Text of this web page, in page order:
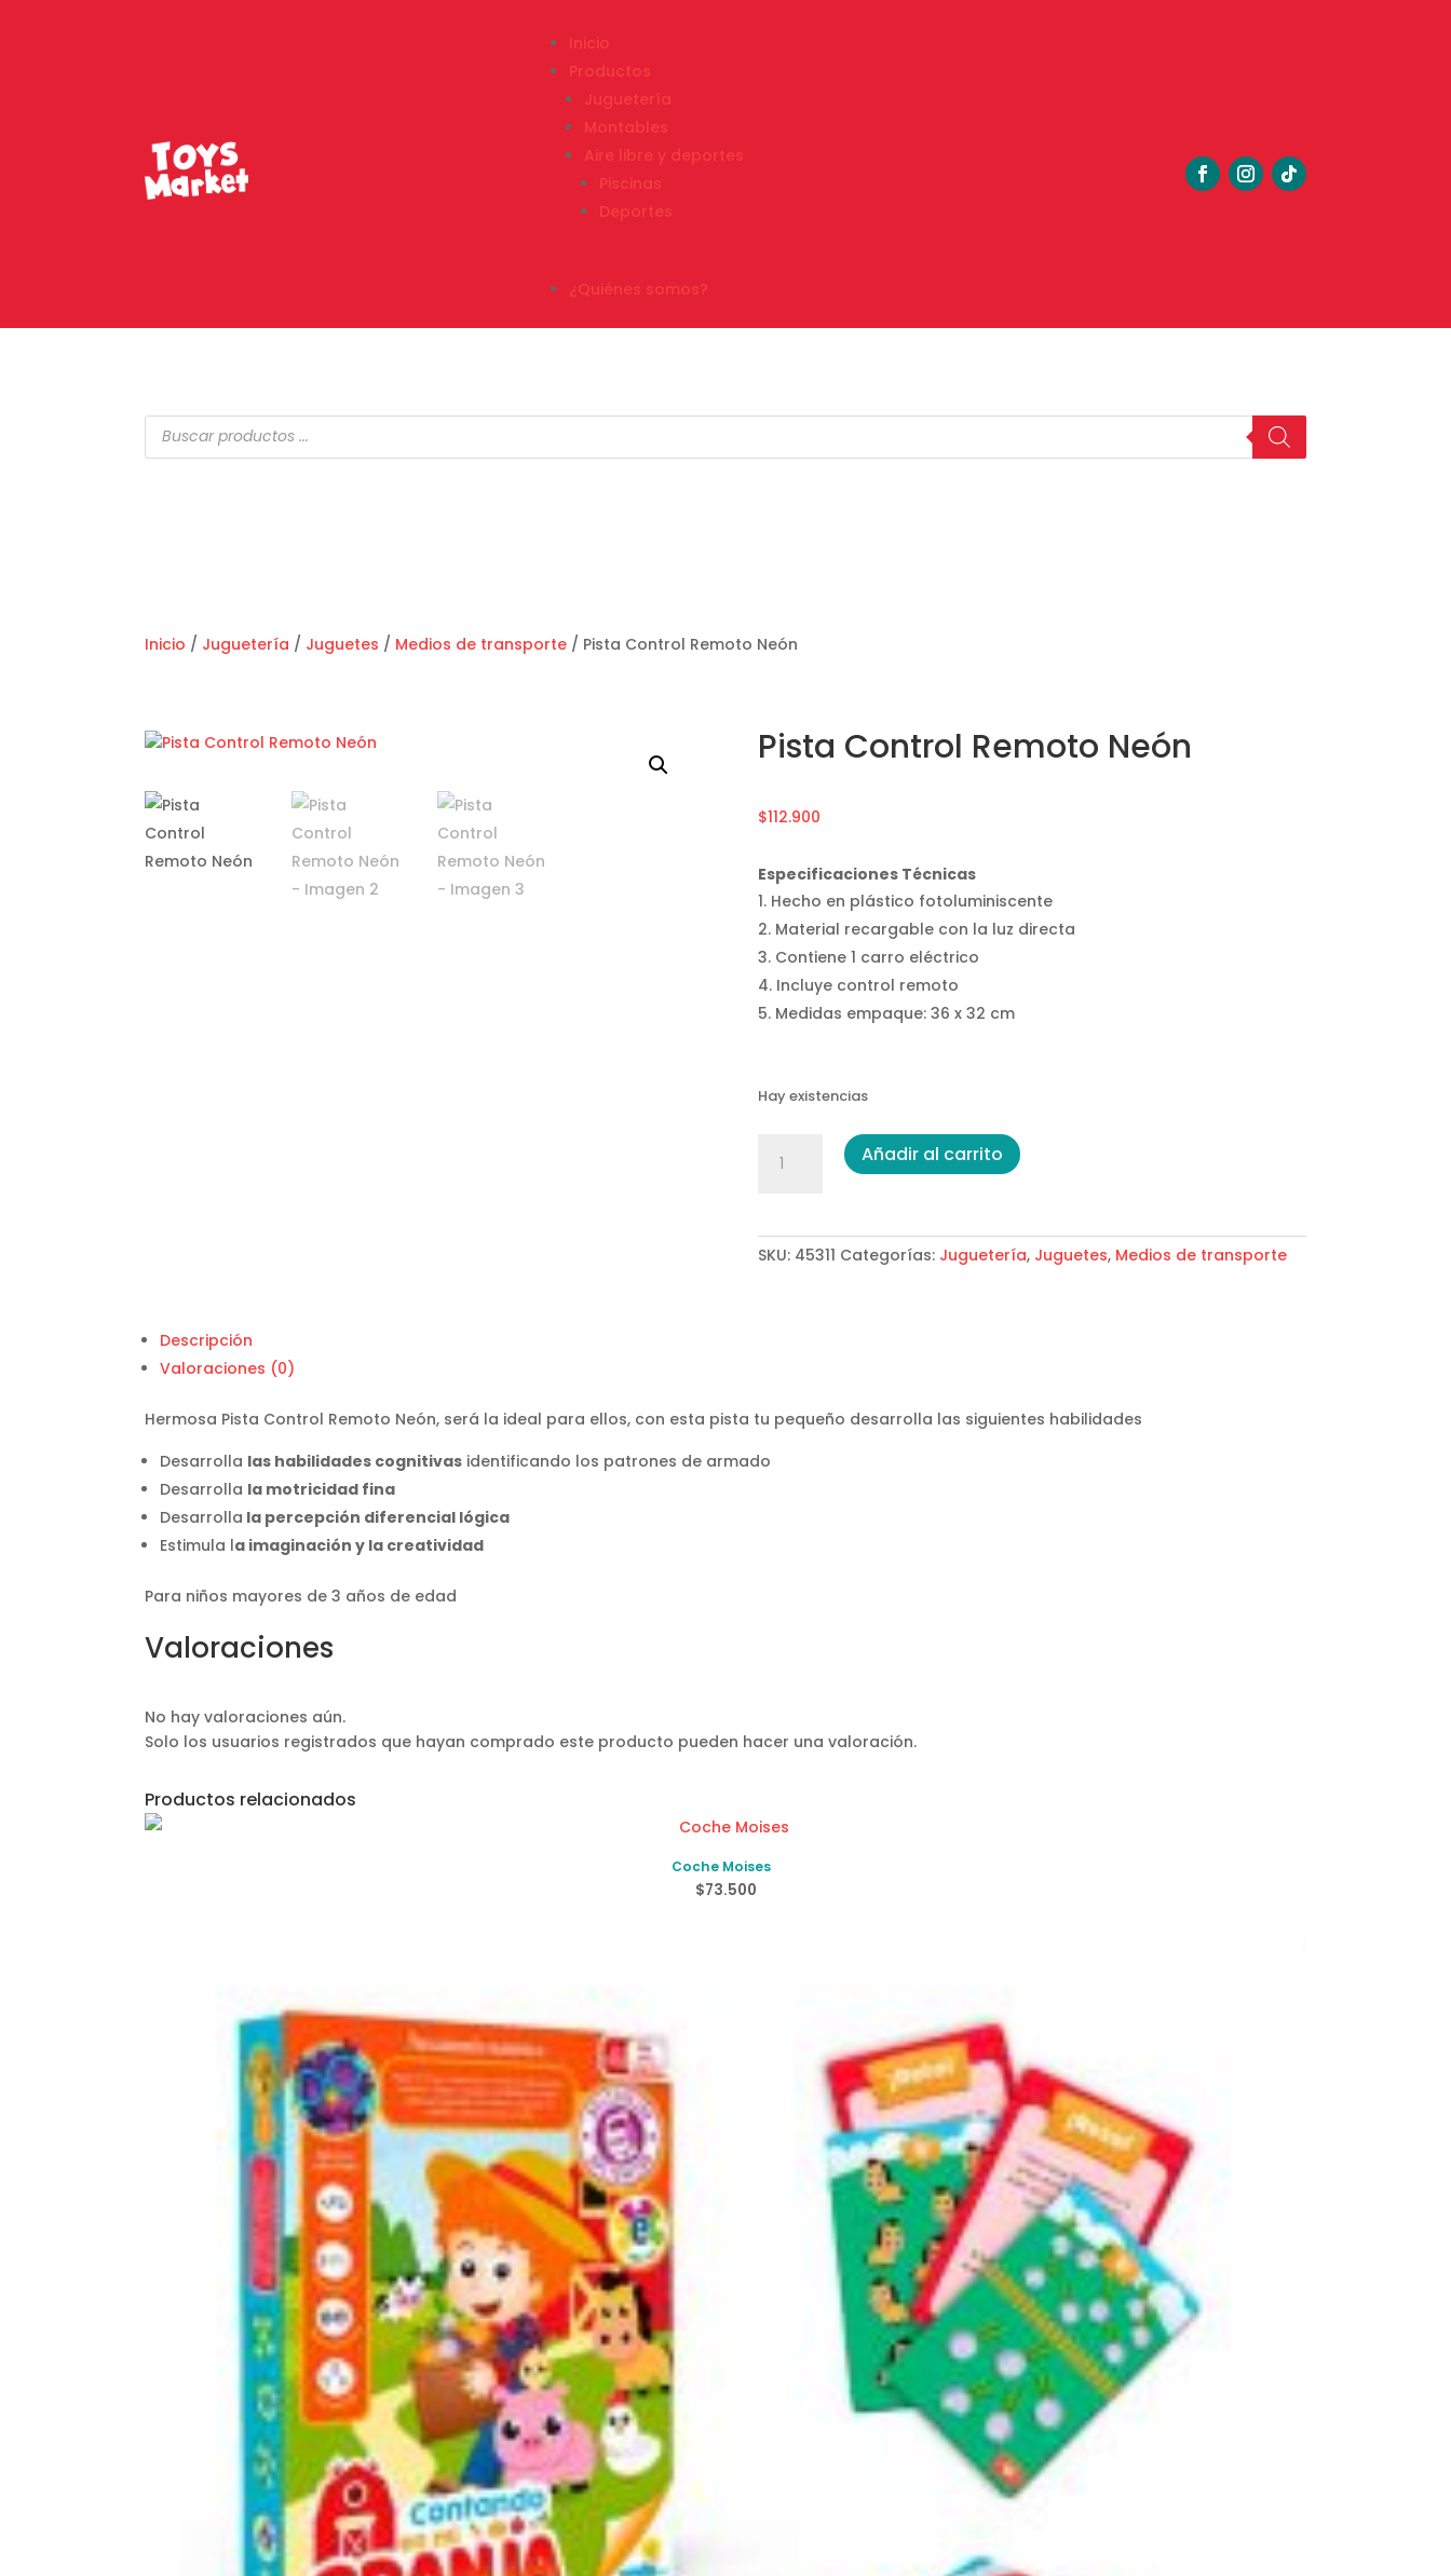
Inicio
Productos
Juguetería
Montables
Aire libre y deportes
Piscinas
Deportes
¿Quiénes somos?
Búsqueda
de
productos
Inicio / Juguetería / Juguetes / Medios de transporte / Pista Control Remoto Neón
Pista Control Remoto Neón
$112.900
Especificaciones Técnicas
Hecho en plástico fotoluminiscente
Material recargable con la luz directa
Contiene 1 carro eléctrico
Incluye control remoto
Medidas empaque: 36 x 32 cm
Hay existencias
Control
cantidad
Añadir al carrito
SKU: 45311 Categorías: Juguetería, Juguetes, Medios de transporte
Descripción
Valoraciones (0)
Hermosa Pista Control Remoto Neón, será la ideal para ellos, con esta pista tu pequeño desarrolla las siguientes habilidades
Desarrolla las habilidades cognitivas identificando los patrones de armado
Desarrolla la motricidad fina
Desarrolla la percepción diferencial lógica
Estimula la imaginación y la creatividad
Para niños mayores de 3 años de edad
Valoraciones
No hay valoraciones aún.
Solo los usuarios registrados que hayan comprado este producto pueden hacer una valoración.
Productos relacionados
Coche Moises
$73.500